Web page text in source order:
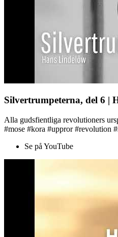
Silvertrumpeterna, del 6 |
Alla gudsfientliga revolutioners
#mose #kora #uppror #revolution
Se på YouTube